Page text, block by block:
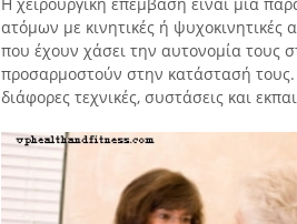
ατόμων με κινητικές ή
που έχουν χάσει την αυτονομία τους
προσαρμοστούν στην κατάστασή
διάφορες τεχνικές, συστάσεις και